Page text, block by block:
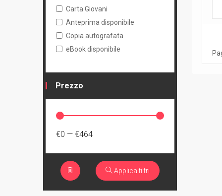
Carta Giovani
Anteprima disponibile
Copia autografata
eBook disponibile
Prezzo
€0 — €464
Applica filtri